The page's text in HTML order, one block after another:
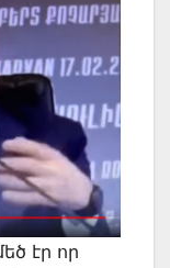
էր որ